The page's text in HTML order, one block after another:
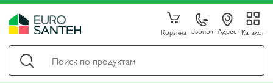
Корзина Звонок Адрес Каталог